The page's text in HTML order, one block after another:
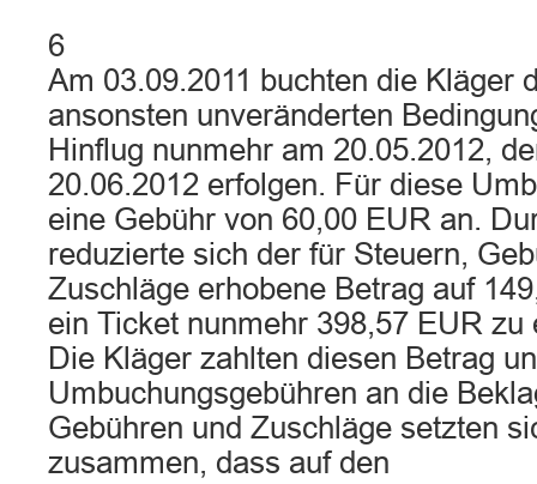
6
Am 03.09.2011 buchten die Kläger
ansonsten unveränderten
Hinflug nunmehr am 20.05.2012,
20.06.2012 erfolgen. Für diese
eine Gebühr von 60,00 EUR an.
reduzierte sich der für Steuern,
Zuschläge erhobene Betrag auf
ein Ticket nunmehr 398,57 EUR zu
Die Kläger zahlten diesen Betrag
Umbuchungsgebühren an die
Gebühren und Zuschläge setzten
zusammen, dass auf den